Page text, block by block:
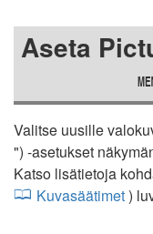
Aseta
Valitse uusille
") -asetukset
Katso lisätietoja
Kuvasäätimet)